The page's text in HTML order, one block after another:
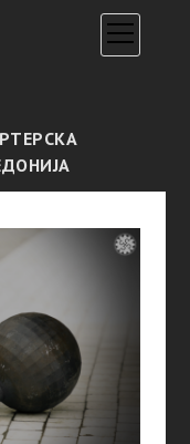
open
menu